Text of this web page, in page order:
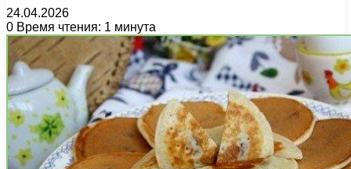
24.04.2026
0 Время чтения: 1 минута